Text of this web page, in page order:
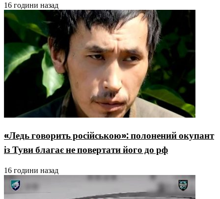
16 години назад
«Ледь говорить російською»: полонений окупант
із Туви благає не повертати його до рф
16 години назад